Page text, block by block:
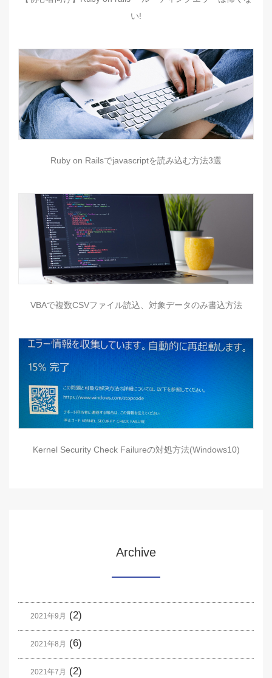
い!
Ruby on Railsでjavascriptを読み込む方法3選
VBAで複数CSVファイル読込、対象データのみ書込方法
Kernel Security Check Failureの対処方法(Windows10)
Archive
2021年9月 (2)
2021年8月 (6)
2021年7月 (2)